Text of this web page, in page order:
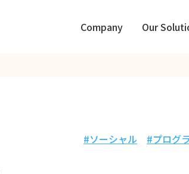
Company Our
ソーシャル プログ